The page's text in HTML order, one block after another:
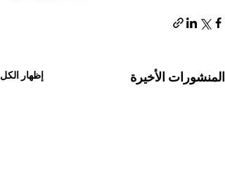
المنشورات الأخيرة إظهار الكل